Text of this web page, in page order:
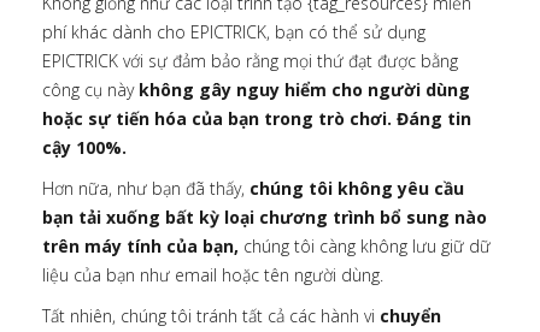
phí khác dành cho EPICTRICK, bạn có thể sử dụng
EPICTRICK với sự đảm bảo rằng mọi thứ đạt được bằng
công cụ này không gây nguy hiểm cho người dùng
hoặc sự tiến hóa của bạn trong trò chơi. Đáng tin
cậy 100%.
Hơn nữa, như bạn đã thấy, chúng tôi không yêu cầu
bạn tải xuống bất kỳ loại chương trình bổ sung nào
trên máy tính của bạn, chúng tôi càng không lưu giữ dữ
liệu của bạn như email hoặc tên người dùng.
Tất nhiên, chúng tôi tránh tất cả các hành vi chuyển